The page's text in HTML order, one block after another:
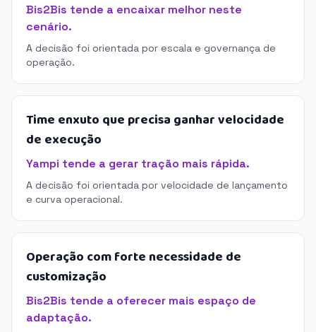
Bis2Bis tende a encaixar melhor neste
cenário.
A decisão foi orientada por escala e governança de
operação.
Time enxuto que precisa ganhar velocidade
de execução
Yampi tende a gerar tração mais rápida.
A decisão foi orientada por velocidade de lançamento
e curva operacional.
Operação com forte necessidade de
customização
Bis2Bis tende a oferecer mais espaço de
adaptação.